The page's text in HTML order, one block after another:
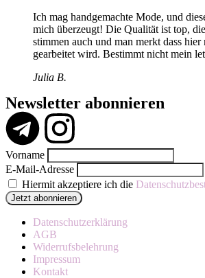
Ich mag handgemachte Mode, und
mich überzeugt! Die Qualität ist top,
stimmen auch und man merkt dass
gearbeitet wird. Bestimmt nicht mein
Julia B.
Newsletter abonnieren
Vorname
E-Mail-Adresse
Hiermit akzeptiere ich die
Datenschutzerklärung
AGB
Widerrufsbelehrung
Impressum
Kontakt